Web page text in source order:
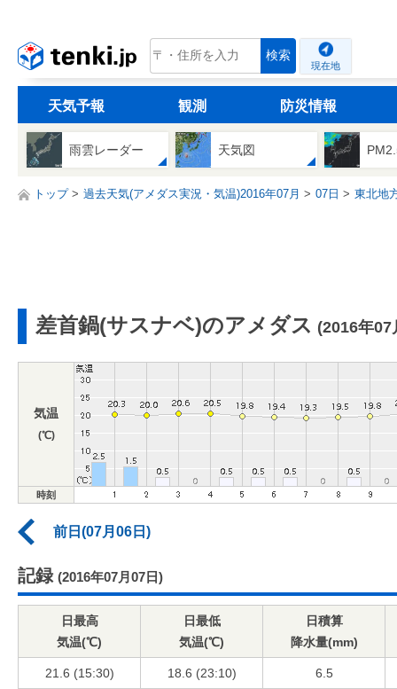
tenki.jp 検索
現在地
天気予報 観測 防災情報
雨雲レーダー 天気図
トップ 過去天気(アメダス実況・気温)2016年07月 07日 東北地
差首鍋(サスナベ)のアメダス (2016年07
気温
(℃)
時刻
前日(07月06日)
記録 (2016年07月07日)
日最高
気温(℃)
日最低
気温(℃)
日積算
降水量(mm)
21.6 (15:30) 18.6 (23:10) 6.5